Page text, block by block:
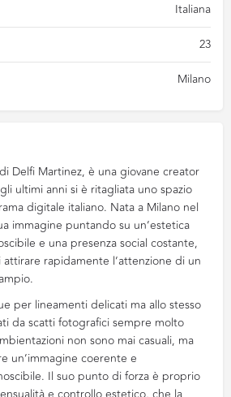
Italiana
23
Milano
Delfi Martinez, è una giovane creator
ultimi anni si è ritagliata uno spazio
digitale italiano. Nata a Milano nel
immagine puntando su un’estetica
e una presenza social costante,
rapidamente l’attenzione di un
per lineamenti delicati ma allo stesso
da scatti fotografici sempre molto
non sono mai casuali, ma
un’immagine coerente e
Il suo punto di forza è proprio